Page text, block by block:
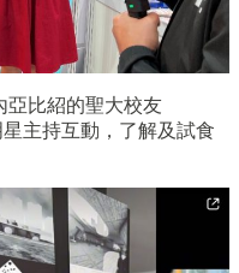
比紹的聖大校友
主持互動，了解及試食